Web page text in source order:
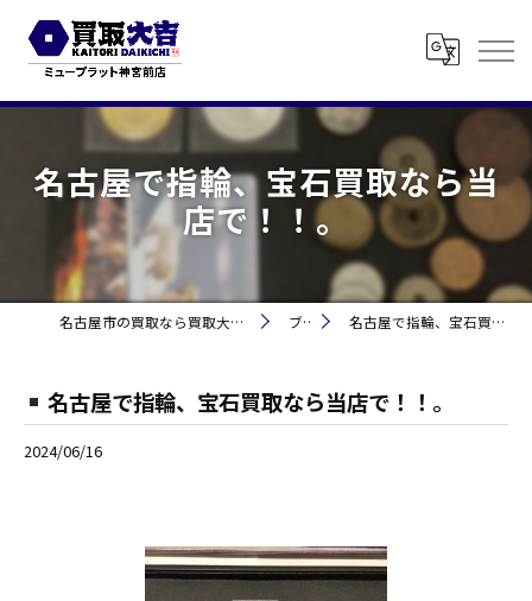
名古屋で指輪、宝石買取なら当
店で！！。
名古屋市の買取なら買取大吉 ミュープラット神宮前 ブログ 名古屋で指輪、宝石買取なら当店で！！。
名古屋で指輪、宝石買取なら当店で！！。
2024/06/16